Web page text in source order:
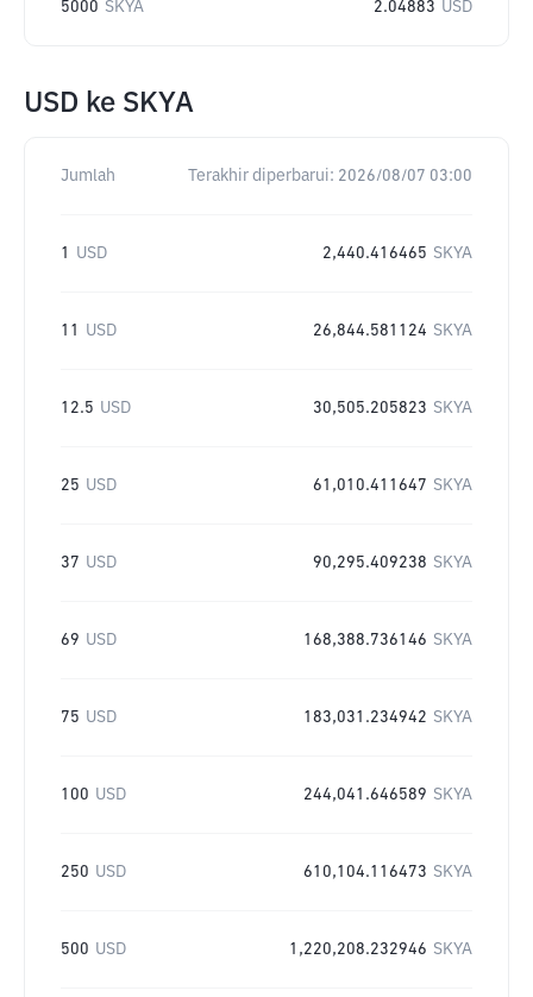
5000 SKYA 2.04883 USD
USD ke SKYA
Jumlah Terakhir diperbarui: 2026/08/07 03:00
1 USD 2,440.416465 SKYA
11 USD 26,844.581124 SKYA
12.5 USD 30,505.205823 SKYA
25 USD 61,010.411647 SKYA
37 USD 90,295.409238 SKYA
69 USD 168,388.736146 SKYA
75 USD 183,031.234942 SKYA
100 USD 244,041.646589 SKYA
250 USD 610,104.116473 SKYA
500 USD 1,220,208.232946 SKYA